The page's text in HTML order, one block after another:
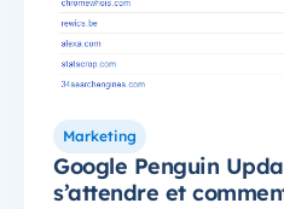
Marketing
Google Penguin
s’attendre et